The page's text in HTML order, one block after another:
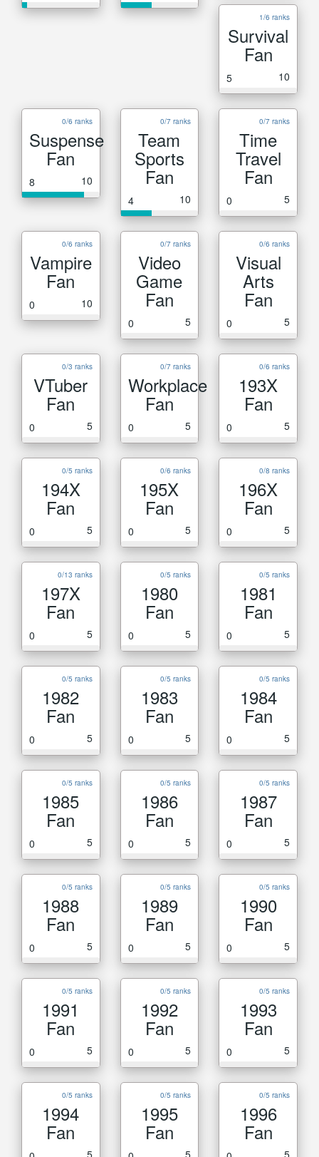
1/6 ranks
Survival
Fan
5 10
0/6 ranks
Suspense
Fan
8 10
0/7 ranks
Team
Sports
Fan
4 10
0/7 ranks
Time
Travel
Fan
0 5
0/6 ranks
Vampire
Fan
0 10
0/7 ranks
Video
Game
Fan
0 5
0/6 ranks
Visual
Arts
Fan
0 5
0/3 ranks
VTuber
Fan
0 5
0/7 ranks
Workplace
Fan
0 5
0/6 ranks
193X
Fan
0 5
0/5 ranks
194X
Fan
0 5
0/6 ranks
195X
Fan
0 5
0/8 ranks
196X
Fan
0 5
0/13 ranks
197X
Fan
0 5
0/5 ranks
1980
Fan
0 5
0/5 ranks
1981
Fan
0 5
0/5 ranks
1982
Fan
0 5
0/5 ranks
1983
Fan
0 5
0/5 ranks
1984
Fan
0 5
0/5 ranks
1985
Fan
0 5
0/5 ranks
1986
Fan
0 5
0/5 ranks
1987
Fan
0 5
0/5 ranks
1988
Fan
0 5
0/5 ranks
1989
Fan
0 5
0/5 ranks
1990
Fan
0 5
0/5 ranks
1991
Fan
0 5
0/5 ranks
1992
Fan
0 5
0/5 ranks
1993
Fan
0 5
0/5 ranks
1994
Fan
5
0/5 ranks
1995
Fan
5
0/5 ranks
1996
Fan
5